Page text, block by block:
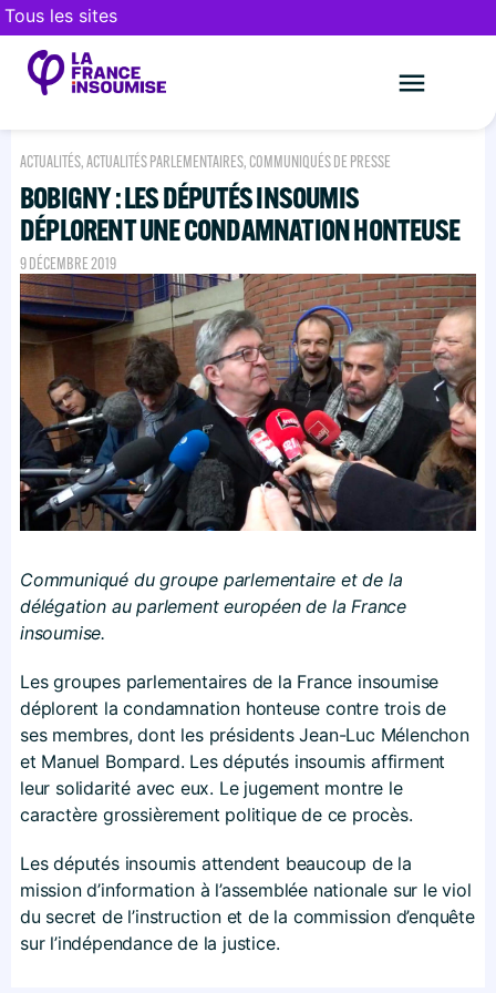
Tous les sites
ACTUALITÉS,ACTUALITÉS PARLEMENTAIRES, COMMUNIQUÉS DE PRESSE
BOBIGNY : LES DÉPUTÉS INSOUMIS
DÉPLORENT UNE CONDAMNATION HONTEUSE
9 DÉCEMBRE 2019
Communiqué du groupe parlementaire et de la
délégation au parlement européen de la France
insoumise.
Les groupes parlementaires de la France insoumise
déplorent la condamnation honteuse contre trois de
ses membres, dont les présidents Jean-Luc Mélenchon
et Manuel Bompard. Les députés insoumis affirment
leur solidarité avec eux. Le jugement montre le
caractère grossièrement politique de ce procès.
Les députés insoumis attendent beaucoup de la
mission d’information à l’assemblée nationale sur le viol
du secret de l’instruction et de la commission d’enquête
sur l’indépendance de la justice.